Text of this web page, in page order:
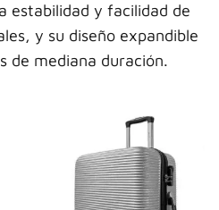
estabilidad y facilidad de
y su diseño expandible
de mediana duración.